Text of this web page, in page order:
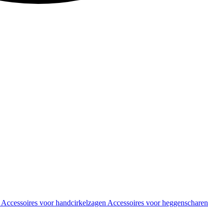
Accessoires voor handcirkelzagen Accessoires voor heggenscharen